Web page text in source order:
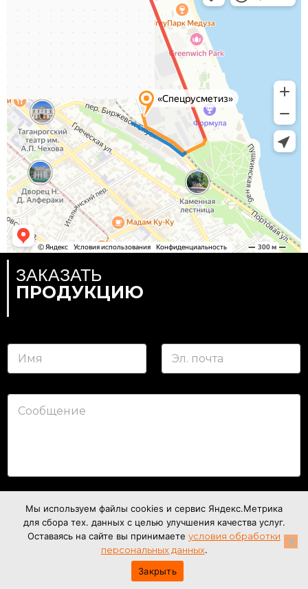
ЗАКАЗАТЬ
ПРОДУКЦИЮ
И
я
Э
.
о
С
и
е
Я согласен на обработку персональных данных
Мы используем файлы cookies и сервис Яндекс.Метрика
для сбора тех. данных с целью улучшения качества услуг.
Оставаясь на сайте вы принимаете условия обработки
персональных данных.
Закрыть